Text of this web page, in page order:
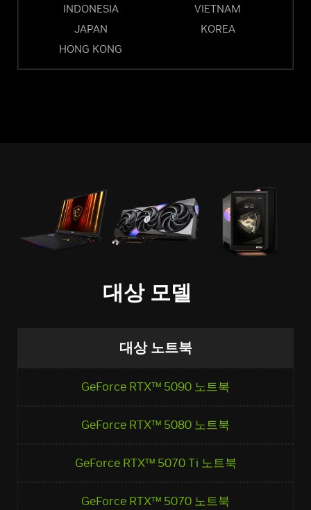
INDONESIA
VIETNAM
JAPAN
KOREA
HONG KONG
대상 모델
대상 노트북
GeForce RTX™ 5090 노트북
GeForce RTX™ 5080 노트북
GeForce RTX™ 5070 Ti 노트북
GeForce RTX™ 5070 노트북